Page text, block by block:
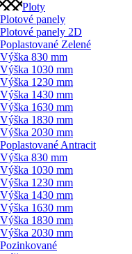
Ploty
Plotové panely
Plotové panely 2D
Poplastované Zelené
Výška 830 mm
Výška 1030 mm
Výška 1230 mm
Výška 1430 mm
Výška 1630 mm
Výška 1830 mm
Výška 2030 mm
Poplastované Antracit
Výška 830 mm
Výška 1030 mm
Výška 1230 mm
Výška 1430 mm
Výška 1630 mm
Výška 1830 mm
Výška 2030 mm
Pozinkované